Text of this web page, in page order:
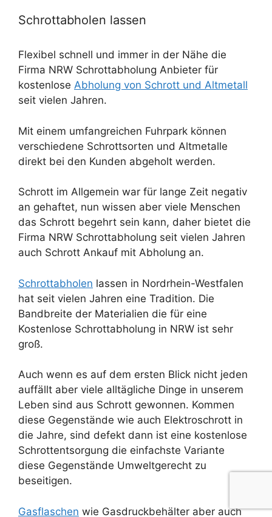
Schrottabholen lassen
Flexibel schnell und immer in der Nähe die
Firma NRW Schrottabholung Anbieter für
kostenlose Abholung von Schrott und Altmetall
seit vielen Jahren.
Mit einem umfangreichen Fuhrpark können
verschiedene Schrottsorten und Altmetalle
direkt bei den Kunden abgeholt werden.
Schrott im Allgemein war für lange Zeit negativ
an gehaftet, nun wissen aber viele Menschen
das Schrott begehrt sein kann, daher bietet die
Firma NRW Schrottabholung seit vielen Jahren
auch Schrott Ankauf mit Abholung an.
Schrottabholen lassen in Nordrhein-Westfalen
hat seit vielen Jahren eine Tradition. Die
Bandbreite der Materialien die für eine
Kostenlose Schrottabholung in NRW ist sehr
groß.
Auch wenn es auf dem ersten Blick nicht jeden
auffällt aber viele alltägliche Dinge in unserem
Leben sind aus Schrott gewonnen. Kommen
diese Gegenstände wie auch Elektroschrott in
die Jahre, sind defekt dann ist eine kostenlose
Schrottentsorgung die einfachste Variante
diese Gegenstände Umweltgerecht zu
beseitigen.
Gasflaschen wie Gasdruckbehälter aber auch